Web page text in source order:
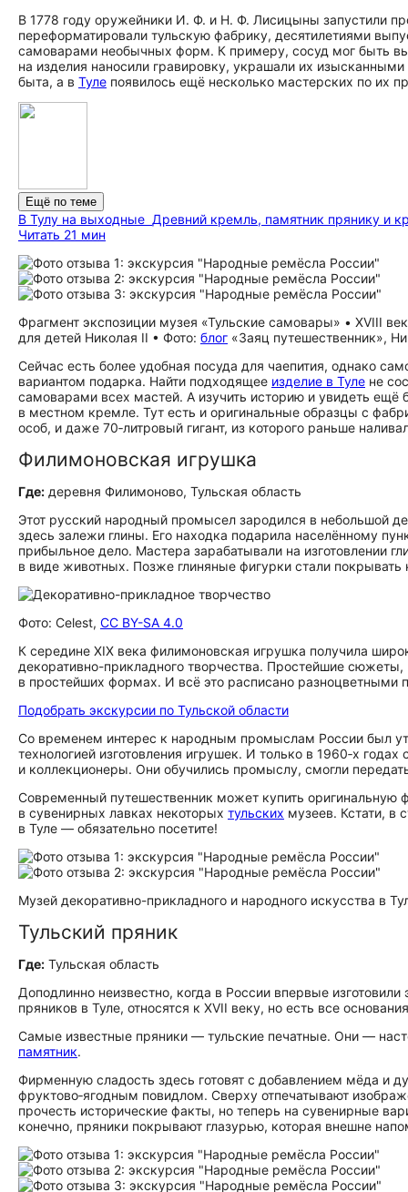
В 1778 году оружейники И. Ф. и Н. Ф. Лисицыны запустили
переформатировали тульскую фабрику, десятилетиями
самоварами необычных форм. К примеру, сосуд мог быть
на изделия наносили гравировку, украшали их
быта, а в Туле появилось ещё несколько мастерских по их
Ещё по теме
В Тулу на выходные Древний кремль, памятник прянику и
Читать 21 мин
Фрагмент экспозиции музея «Тульские самовары» • XVIII
для детей Николая II • Фото: блог «Заяц путешественник»,
Сейчас есть более удобная посуда для чаепития, однако
вариантом подарка. Найти подходящее изделие в Туле не
самоварами всех мастей. А изучить историю и увидеть
в местном кремле. Тут есть и оригинальные образцы с
особ, и даже 70‑литровый гигант, из которого раньше
Филимоновская игрушка
Где: деревня Филимоново, Тульская область
Этот русский народный промысел зародился в небольшой
здесь залежи глины. Его находка подарила населённому
прибыльное дело. Мастера зарабатывали на изготовлении
в виде животных. Позже глиняные фигурки стали
Фото: Celest, CC BY-SA 4.0
К середине XIX века филимоновская игрушка получила
декоративно-прикладного творчества. Простейшие
в простейших формах. И всё это расписано разноцветными
Подобрать экскурсии по Тульской области
Со временем интерес к народным промыслам России был
технологией изготовления игрушек. И только в 1960‑х
и коллекционеры. Они обучились промыслу, смогли
Современный путешественник может купить
в сувенирных лавках некоторых тульских музеев. Кстати, в
в Туле — обязательно посетите!
Музей декоративно-прикладного и народного искусства в
Тульский пряник
Где: Тульская область
Доподлинно неизвестно, когда в России впервые
пряников в Туле, относятся к XVII веку, но есть все
Самые известные пряники — тульские печатные. Они —
памятник.
Фирменную сладость здесь готовят с добавлением мёда и
фруктово‑ягодным повидлом. Сверху отпечатывают
прочесть исторические факты, но теперь на сувенирные
конечно, пряники покрывают глазурью, которая внешне